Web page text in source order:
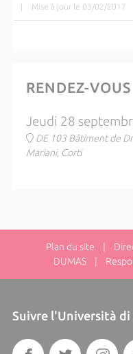
| Mise à jour le 03/02/2017
RENDEZ-VOUS
Jeudi 28
DE 103 Bâtiment de
Mariani, Corti
Plan du site |
DUMAS |
Suivre l'Università di